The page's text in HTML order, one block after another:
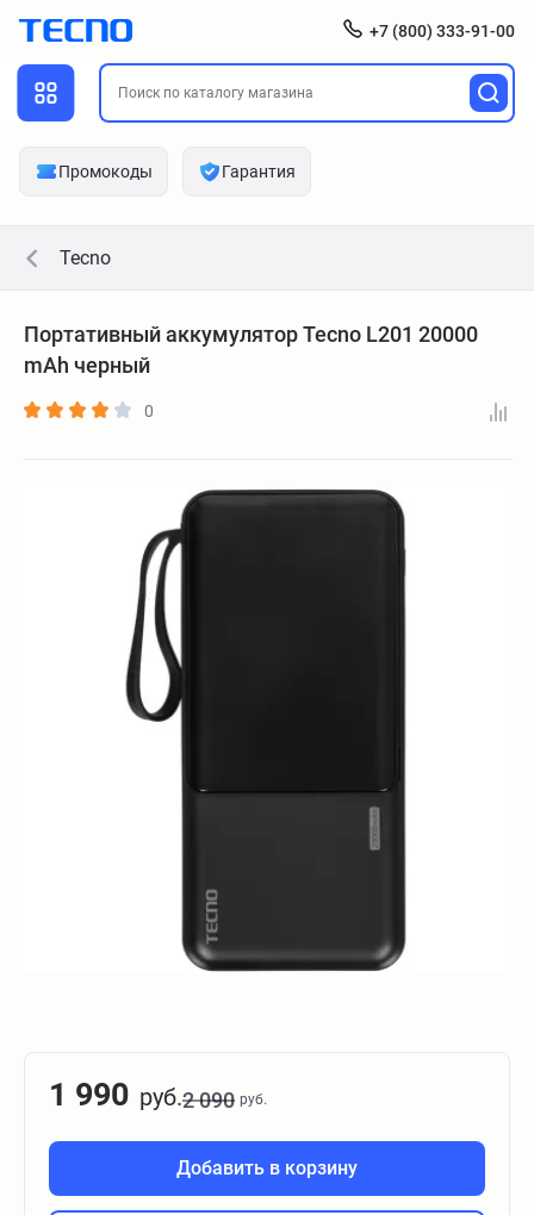
+7 (800) 333-91-00
Промокоды Гарантия
Tecno
Портативный аккумулятор Tecno L201 20000
mAh черный
0
1 990 руб.2 090 руб.
Добавить в корзину